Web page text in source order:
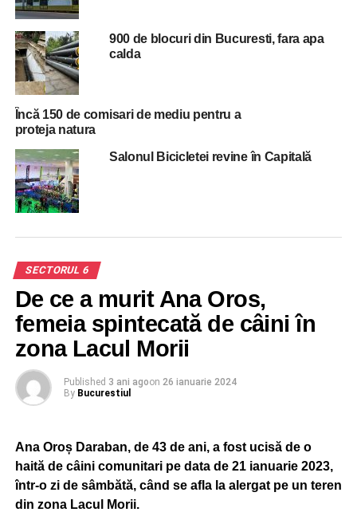
ADVERTISEMENT
RELATED TOPICS: BUCURESTI
STATIE
STIREA ZILEI
Primăria Sectorului 6 a dat jos 60 de construcții
ilegale amplasate pe domeniul public
DON'T MISS
Primarul Ciprian Ciucu a inaugurat noul sediu al
Serviciului Local de Evidență a Persoanelor din
Calea Giulești în Sectorul 6
900 de blocuri din Bucuresti, fara apa
calda
Încă 150 de comisari de mediu pentru a
proteja natura
Salonul Bicicletei revine în Capitală
SECTORUL 6
De ce a murit Ana Oros,
femeia spintecată de câini în
zona Lacul Morii
Published 3 ani agoon 26 ianuarie 2024
By Bucurestiul
Ana Oroș Daraban, de 43 de ani, a fost ucisă de o
haită de câini comunitari pe data de 21 ianuarie 2023,
într-o zi de sâmbătă, când se afla la alergat pe un teren
din zona Lacul Morii.